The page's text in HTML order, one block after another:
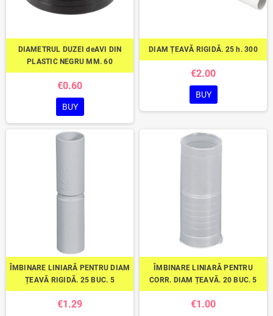
DIAMETRUL DUZEI deAVI DIN
PLASTIC NEGRU MM. 60
€0.60
BUY
DIAM ȚEAVĂ RIGIDĂ. 25 h. 300
€2.00
BUY
ÎMBINARE LINIARĂ PENTRU DIAM
ȚEAVĂ RIGIDĂ. 25 BUC. 5
€1.29
ÎMBINARE LINIARĂ PENTRU
CORR. DIAM ȚEAVĂ. 20 BUC. 5
€1.00